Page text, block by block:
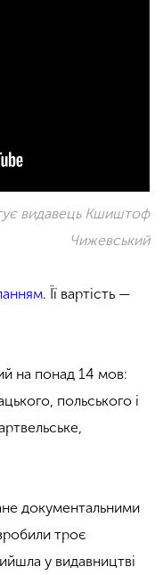
видавець Кшиштоф
Чижевський
. Її вартість —
на понад 14 мов:
польського і
документальними
троє
у видавництві